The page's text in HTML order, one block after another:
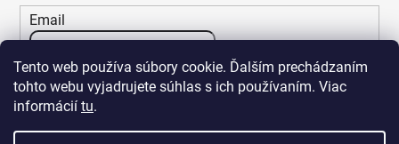
Tento web používa súbory cookie. Ďalším prechádzaním
tohto webu vyjadrujete súhlas s ich používaním. Viac
informácií tu.
Email
Vložením e-mailu súhlasíte spodmienkami ochrany
osobných údajov
PRIHLÁSIŤ SA